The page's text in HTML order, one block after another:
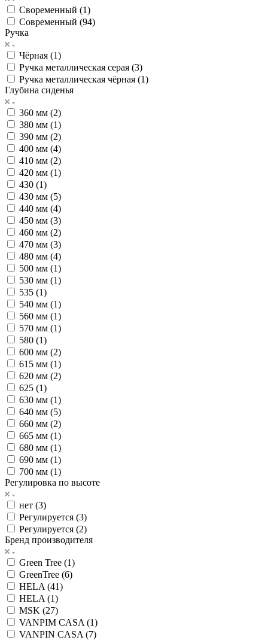
Своременный (1)
Современный (94)
Ручка
Чёрная (1)
Ручка металлическая серая (3)
Ручка металлическая чёрная (1)
Глубина сиденья
360 мм (2)
380 мм (1)
390 мм (2)
400 мм (4)
410 мм (2)
420 мм (1)
430 (1)
430 мм (5)
440 мм (4)
450 мм (3)
460 мм (2)
470 мм (3)
480 мм (4)
500 мм (1)
530 мм (1)
535 (1)
540 мм (1)
560 мм (1)
570 мм (1)
580 (1)
600 мм (2)
615 мм (1)
620 мм (2)
625 (1)
630 мм (1)
640 мм (5)
660 мм (2)
665 мм (1)
680 мм (1)
690 мм (1)
700 мм (1)
Регулировка по высоте
нет (3)
Регулируется (3)
Регулируется (2)
Бренд производителя
Green Tree (1)
GreenTree (6)
HELA (41)
HELA (1)
MSK (27)
VANPIM CASA (1)
VANPIN CASA (7)